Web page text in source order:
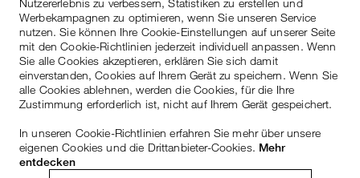
Nutzererlebnis zu verbessern, Statistiken zu erstellen und
Werbekampagnen zu optimieren, wenn Sie unseren Service
nutzen. Sie können Ihre Cookie-Einstellungen auf unserer Seite
mit den Cookie-Richtlinien jederzeit individuell anpassen. Wenn
Sie alle Cookies akzeptieren, erklären Sie sich damit
einverstanden, Cookies auf Ihrem Gerät zu speichern. Wenn Sie
alle Cookies ablehnen, werden die Cookies, für die Ihre
Zustimmung erforderlich ist, nicht auf Ihrem Gerät gespeichert.
In unseren Cookie-Richtlinien erfahren Sie mehr über unsere
eigenen Cookies und die Drittanbieter-Cookies. Mehr
entdecken